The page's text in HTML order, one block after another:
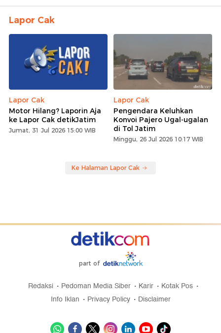
Lapor Cak
Lapor Cak
Motor Hilang? Laporin Aja
ke Lapor Cak detikJatim
Jumat, 31 Jul 2026 15:00 WIB
Lapor Cak
Pengendara Keluhkan
Konvoi Pajero Ugal-ugalan
di Tol Jatim
Minggu, 26 Jul 2026 10:17 WIB
Ke Halaman Lapor Cak
part of
Redaksi Pedoman Media Siber Karir
Kotak Pos
Info Iklan
Privacy Policy Disclaimer